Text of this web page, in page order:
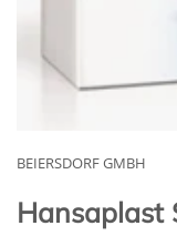
BEIERSDORF GMBH
Hansaplast